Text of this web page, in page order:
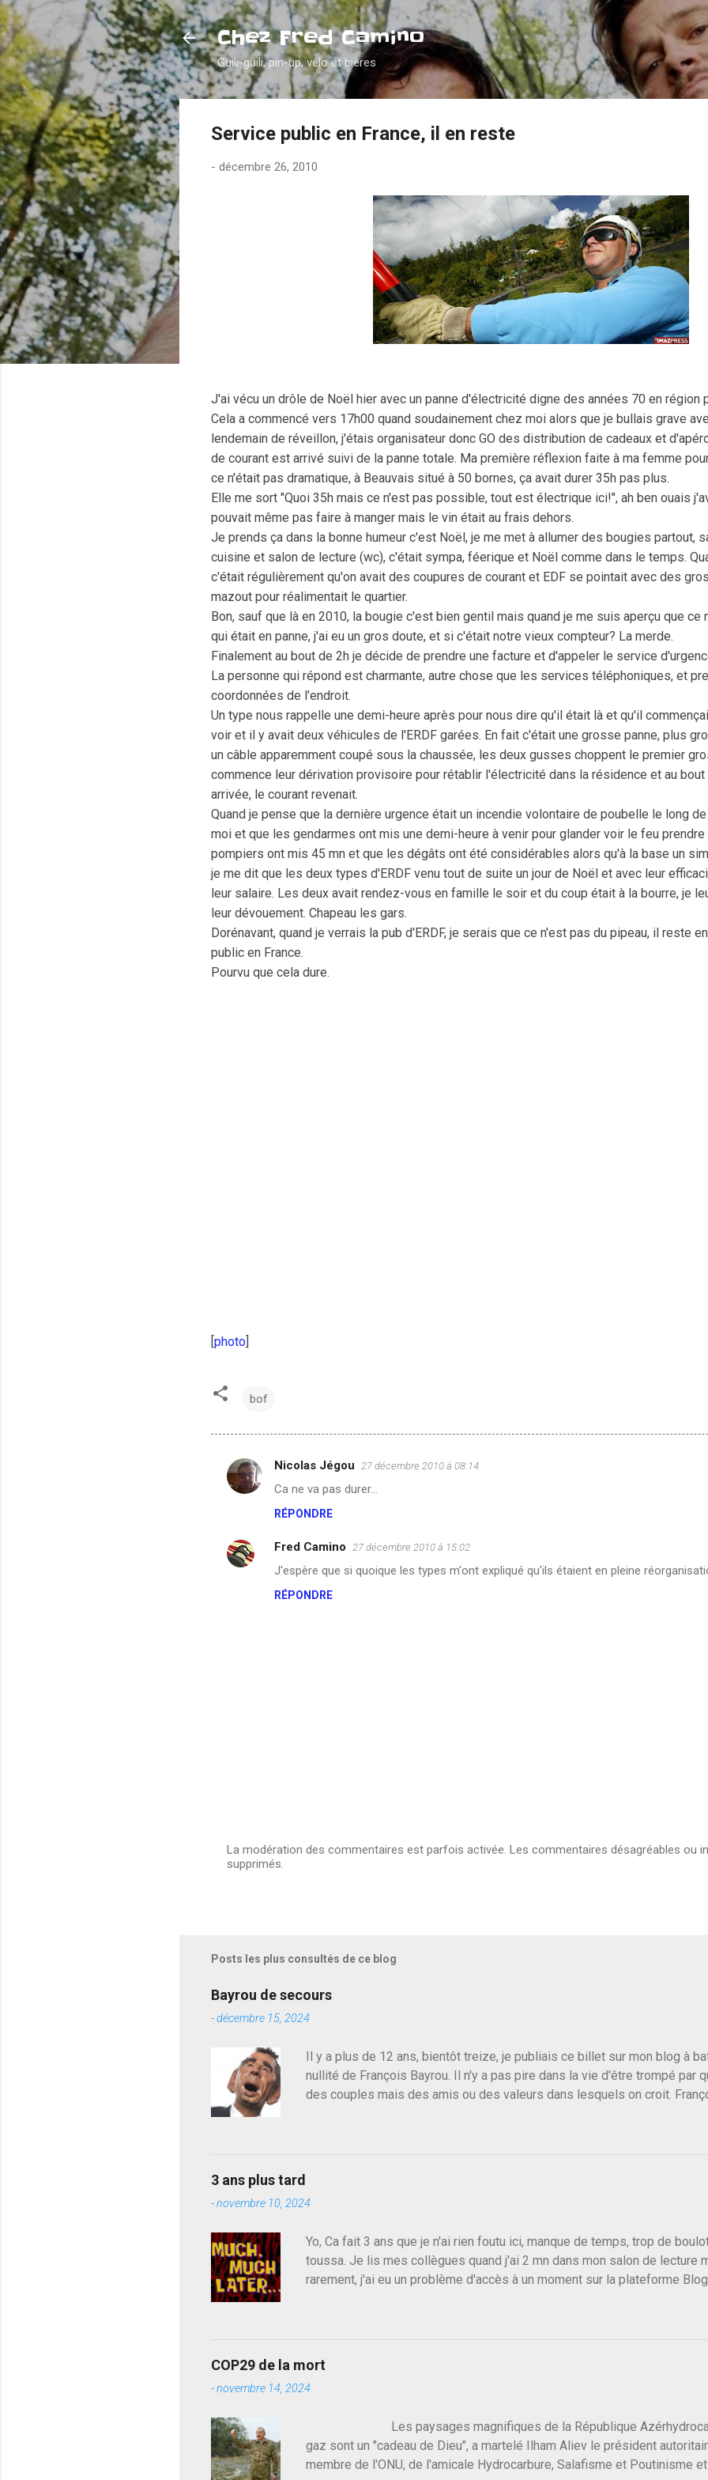
Accéder au contenu principal
Chez Fred Camino
Guili-guili, pin-up, vélo et bières
Service public en France, il en reste
- décembre 26, 2010
J'ai vécu un drôle de Noël hier avec un panne d'électricité digne des années 70 en région
Cela a commencé vers 17h00 quand soudainement chez moi alors que je bullais grave
lendemain de réveillon, j'étais organisateur donc GO des distribution de cadeaux et
de courant est arrivé suivi de la panne totale. Ma première réflexion faite à ma femme
ce n'était pas dramatique, à Beauvais situé à 50 bornes, ça avait durer 35h pas plus.
Elle me sort "Quoi 35h mais ce n'est pas possible, tout est électrique ici!", ah ben ouais
pouvait même pas faire à manger mais le vin était au frais dehors.
Je prends ça dans la bonne humeur c'est Noël, je me met à allumer des bougies partout,
cuisine et salon de lecture (wc), c'était sympa, féerique et Noël comme dans le temps.
c'était régulièrement qu'on avait des coupures de courant et EDF se pointait avec des
mazout pour réalimentait le quartier.
Bon, sauf que là en 2010, la bougie c'est bien gentil mais quand je me suis aperçu que ce
qui était en panne, j'ai eu un gros doute, et si c'était notre vieux compteur? La merde.
Finalement au bout de 2h je décide de prendre une facture et d'appeler le service
La personne qui répond est charmante, autre chose que les services téléphoniques, et
coordonnées de l'endroit.
Un type nous rappelle une demi-heure après pour nous dire qu'il était là et qu'il
voir et il y avait deux véhicules de l'ERDF garées. En fait c'était une grosse panne, plus
un câble apparemment coupé sous la chaussée, les deux gusses choppent le premier
commence leur dérivation provisoire pour rétablir l'électricité dans la résidence et au
arrivée, le courant revenait.
Quand je pense que la dernière urgence était un incendie volontaire de poubelle le long
moi et que les gendarmes ont mis une demi-heure à venir pour glander voir le feu
pompiers ont mis 45 mn et que les dégâts ont été considérables alors qu'à la base un
je me dit que les deux types d'ERDF venu tout de suite un jour de Noël et avec leur
leur salaire. Les deux avait rendez-vous en famille le soir et du coup était à la bourre, je
leur dévouement. Chapeau les gars.
Dorénavant, quand je verrais la pub d'ERDF, je serais que ce n'est pas du pipeau, il reste
public en France.
Pourvu que cela dure.
[photo]
bof
C
o
m
e
Nicolas Jégou 27 décembre 2010 à 08:14
Ca ne va pas durer...
RÉPONDRE
Fred Camino 27 décembre 2010 à 15:02
J'espère que si quoique les types m'ont expliqué qu'ils étaient en pleine
RÉPONDRE
E
t
e
r
u
m
m
e
n
r
La modération des commentaires est parfois activée. Les commentaires désagréables ou
supprimés.
Posts les plus consultés de ce blog
Bayrou de secours
-décembre 15, 2024
Il y a plus de 12 ans, bientôt treize, je publiais ce billet sur mon blog à
nullité de François Bayrou. Il n'y a pas pire dans la vie d'être trompé par
des couples mais des amis ou des valeurs dans lesquels on croit.
du centre de la gauche molle mais quand on écoutait ses discours
de l'Assemblée ou du Sénat. Ou assister au débarquement des
3 ans plus tard
-novembre 10, 2024
Yo, Ca fait 3 ans que je n'ai rien foutu ici, manque de temps, trop de
toussa. Je lis mes collègues quand j'ai 2 mn dans mon salon de lecture
rarement, j'ai eu un problème d'accès à un moment sur la plateforme
Couilles Un, Les islamistes de la religion de paix et d'amour
demandait pas plus sont un tantinet excessif . Quelque part je ne peux
vouloir, quand un attentat touche ton pays avec 1700 morts, tu as envie
COP29 de la mort
-novembre 14, 2024
Les paysages magnifiques de la République
gaz sont un "cadeau de Dieu", a martelé Ilham Aliev le président
membre de l'ONU, de l'amicale Hydrocarbure, Salafisme et Poutinisme